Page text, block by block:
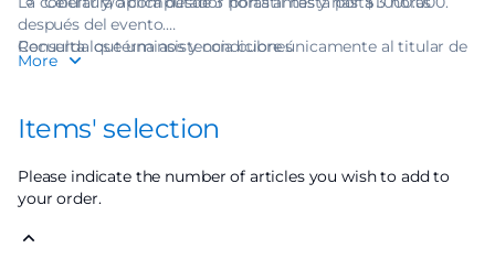
después del evento.
Recuerda que una asistencia cubre únicamente al titular de
una (1) boleta.
Consulta los términos y condiciones
More
Items' selection
Please indicate the number of articles you wish to add to
your order.